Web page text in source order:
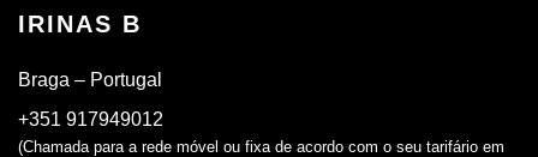
IRINAS B
Braga – Portugal
+351 917949012
(Chamada para a rede móvel ou fixa de acordo com o seu tarifário em